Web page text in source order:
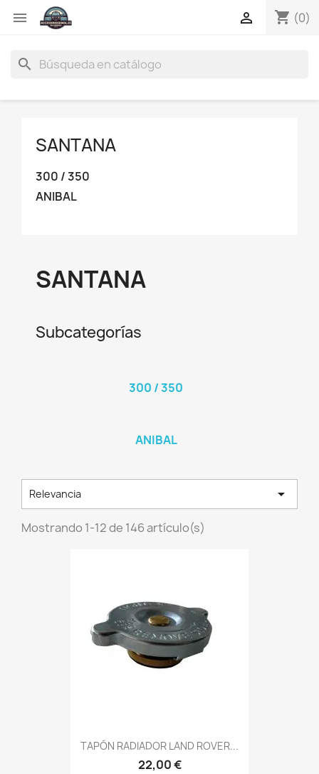
 shopping_cart (0)

search
SANTANA
300 / 350
ANIBAL
SANTANA
Subcategorías
300 / 350
ANIBAL
Relevancia 
Mostrando 1-12 de 146 artículo(s)
TAPÓN RADIADOR LAND ROVER...
22,00 €